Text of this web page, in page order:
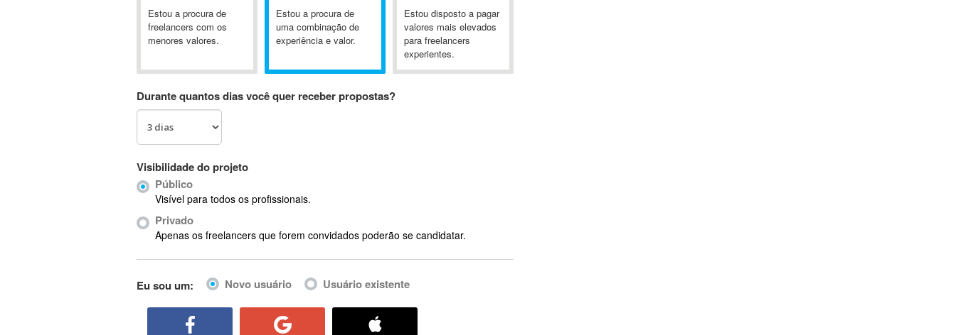
802.11
A&P
A-GPS
Ab Initio
ABIS
AbleCommerce
Ableton Live
Abstract Window Toolkit (AWT)
Estou a procura de
freelancers com os
menores valores.
Estou a procura de
uma combinação de
experiência e valor.
Estou disposto a pagar
valores mais elevados
para freelancers
experientes.
Durante quantos dias você quer receber propostas?
Visibilidade do projeto
Público
Visível para todos os profissionais.
Privado
Apenas os freelancers que forem convidados poderão se candidatar.
Eu sou um: Novo usuário Usuário existente